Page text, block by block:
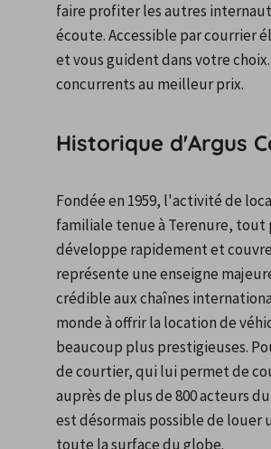
faire profiter les autres
écoute. Accessible par courrier
et vous guident dans votre
concurrents au meilleur prix.
Historique d'Argus
Fondée en 1959, l'activité de
familiale tenue à Terenure,
développe rapidement et
représente une enseigne
crédible aux chaînes
monde à offrir la location de
beaucoup plus prestigieuses.
de courtier, qui lui permet de
auprès de plus de 800 acteurs
est désormais possible de louer
toute la surface du globe.